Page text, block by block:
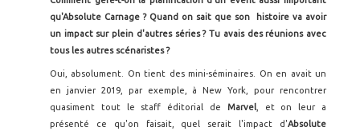
qu'Absolute Carnage ? Quand on sait que son histoire va avoir
un impact sur plein d'autres séries ? Tu avais des réunions avec
tous les autres scénaristes ?
Oui, absolument. On tient des mini-séminaires. On en avait un
en janvier 2019, par exemple, à New York, pour rencontrer
quasiment tout le staff éditorial de Marvel, et on leur a
présenté ce qu'on faisait, quel serait l'impact d'Absolute